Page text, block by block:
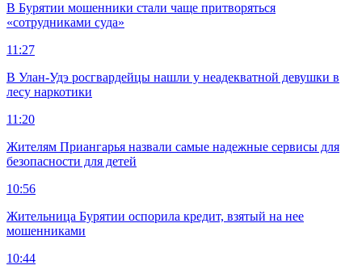
В Бурятии мошенники стали чаще притворяться
«сотрудниками суда»
11:27
В Улан-Удэ росгвардейцы нашли у неадекватной девушки в
лесу наркотики
11:20
Жителям Приангарья назвали самые надежные сервисы для
безопасности для детей
10:56
Жительница Бурятии оспорила кредит, взятый на нее
мошенниками
10:44